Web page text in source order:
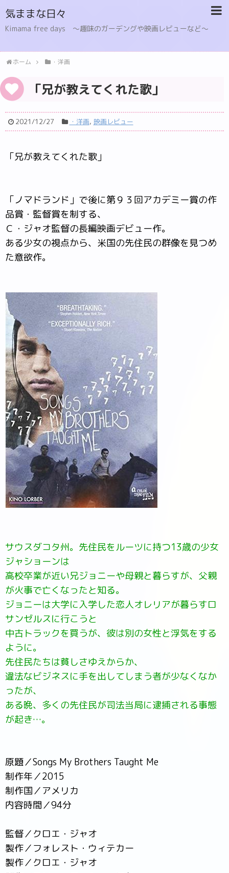
気ままな日々
Kimama free days 〜趣味のガーデングや映画レビューなど〜
ホーム ・洋画
「兄が教えてくれた歌」
2021/12/27 ・洋画, 映画レビュー
「兄が教えてくれた歌」
「ノマドランド」で後に第９３回アカデミー賞の作
品賞・監督賞を制する、
Ｃ・ジャオ監督の長編映画デビュー作。
ある少女の視点から、米国の先住民の群像を見つめ
た意欲作。
サウスダコタ州。先住民をルーツに持つ13歳の少女
ジャショーンは
高校卒業が近い兄ジョニーや母親と暮らすが、父親
が火事で亡くなったと知る。
ジョニーは大学に入学した恋人オレリアが暮らすロ
サンゼルスに行こうと
中古トラックを買うが、彼は別の女性と浮気をする
ように。
先住民たちは貧しさゆえからか、
違法なビジネスに手を出してしまう者が少なくなか
ったが、
ある晩、多くの先住民が司法当局に逮捕される事態
が起き…。
原題／Songs My Brothers Taught Me
制作年／2015
制作国／アメリカ
内容時間／94分
監督／クロエ・ジャオ
製作／フォレスト・ウィテカー
製作／クロエ・ジャオ